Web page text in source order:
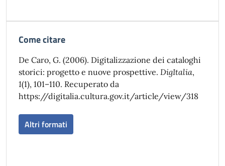
Come citare
De Caro, G. (2006). Digitalizzazione dei cataloghi
storici: progetto e nuove prospettive. DigItalia,
1(1), 101–110. Recuperato da
https://digitalia.cultura.gov.it/article/view/318
Altri formati